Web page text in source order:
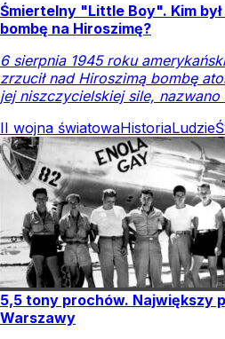
Śmiertelny "Little Boy". Kim
bombę na Hiroszimę?
6 sierpnia 1945 roku
zrzucił nad Hiroszimą bombę
jej niszczycielskiej sile, nazwano
II wojna światowaHistoriaLudzie
5,5 tony prochów. Największy
Warszawy